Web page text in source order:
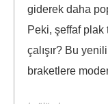
giderek daha
Peki, şeffaf plak
çalışır? Bu
braketlere